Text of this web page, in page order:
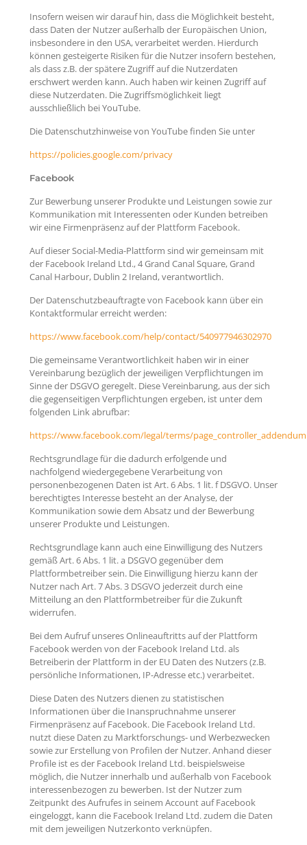
Insofern weisen wir darauf hin, dass die Möglichkeit besteht,
dass Daten der Nutzer außerhalb der Europäischen Union,
insbesondere in den USA, verarbeitet werden. Hierdurch
können gesteigerte Risiken für die Nutzer insofern bestehen,
als dass z.B. der spätere Zugriff auf die Nutzerdaten
erschwert werden kann. Auch haben wir keinen Zugriff auf
diese Nutzerdaten. Die Zugriffsmöglichkeit liegt
ausschließlich bei YouTube.
Die Datenschutzhinweise von YouTube finden Sie unter
https://policies.google.com/privacy
Facebook
Zur Bewerbung unserer Produkte und Leistungen sowie zur
Kommunikation mit Interessenten oder Kunden betreiben
wir eine Firmenpräsenz auf der Plattform Facebook.
Auf dieser Social-Media-Plattform sind wir gemeinsam mit
der Facebook Ireland Ltd., 4 Grand Canal Square, Grand
Canal Harbour, Dublin 2 Ireland, verantwortlich.
Der Datenschutzbeauftragte von Facebook kann über ein
Kontaktformular erreicht werden:
https://www.facebook.com/help/contact/540977946302970
Die gemeinsame Verantwortlichkeit haben wir in einer
Vereinbarung bezüglich der jeweiligen Verpflichtungen im
Sinne der DSGVO geregelt. Diese Vereinbarung, aus der sich
die gegenseitigen Verpflichtungen ergeben, ist unter dem
folgenden Link abrufbar:
https://www.facebook.com/legal/terms/page_controller_addendum
Rechtsgrundlage für die dadurch erfolgende und
nachfolgend wiedergegebene Verarbeitung von
personenbezogenen Daten ist Art. 6 Abs. 1 lit. f DSGVO. Unser
berechtigtes Interesse besteht an der Analyse, der
Kommunikation sowie dem Absatz und der Bewerbung
unserer Produkte und Leistungen.
Rechtsgrundlage kann auch eine Einwilligung des Nutzers
gemäß Art. 6 Abs. 1 lit. a DSGVO gegenüber dem
Plattformbetreiber sein. Die Einwilligung hierzu kann der
Nutzer nach Art. 7 Abs. 3 DSGVO jederzeit durch eine
Mitteilung an den Plattformbetreiber für die Zukunft
widerrufen.
Bei dem Aufruf unseres Onlineauftritts auf der Plattform
Facebook werden von der Facebook Ireland Ltd. als
Betreiberin der Plattform in der EU Daten des Nutzers (z.B.
persönliche Informationen, IP-Adresse etc.) verarbeitet.
Diese Daten des Nutzers dienen zu statistischen
Informationen über die Inanspruchnahme unserer
Firmenpräsenz auf Facebook. Die Facebook Ireland Ltd.
nutzt diese Daten zu Marktforschungs- und Werbezwecken
sowie zur Erstellung von Profilen der Nutzer. Anhand dieser
Profile ist es der Facebook Ireland Ltd. beispielsweise
möglich, die Nutzer innerhalb und außerhalb von Facebook
interessenbezogen zu bewerben. Ist der Nutzer zum
Zeitpunkt des Aufrufes in seinem Account auf Facebook
eingeloggt, kann die Facebook Ireland Ltd. zudem die Daten
mit dem jeweiligen Nutzerkonto verknüpfen.